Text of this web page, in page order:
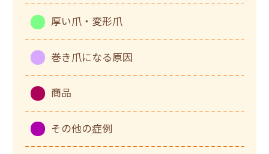
厚い爪・変形爪
巻き爪になる原因
商品
その他の症例